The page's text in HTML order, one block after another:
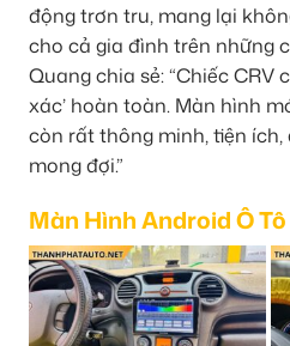
động trơn tru, mang lại
cho cả gia đình trên những
Quang chia sẻ: “Chiếc CRV
xác’ hoàn toàn. Màn hình
còn rất thông minh, tiện
mong đợi.”
Màn Hình Android Ô